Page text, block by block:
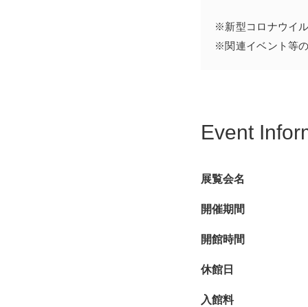
※新型コロナウイ
※関連イベント等
Event
展覧会名
開催期間
開館時間
休館日
入館料